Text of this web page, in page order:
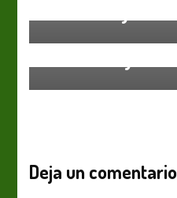
Deja un comentario